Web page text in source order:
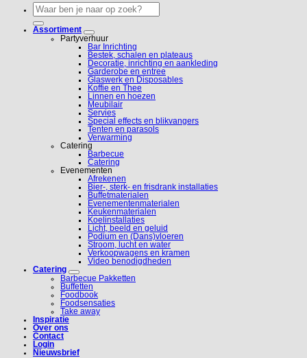
Zoeken
naar:
Assortiment
Partyverhuur
Bar Inrichting
Bestek, schalen en plateaus
Decoratie, inrichting en aankleding
Garderobe en entree
Glaswerk en Disposables
Koffie en Thee
Linnen en hoezen
Meubilair
Servies
Special effects en blikvangers
Tenten en parasols
Verwarming
Catering
Barbecue
Catering
Evenementen
Afrekenen
Bier-, sterk- en frisdrank installaties
Buffetmaterialen
Evenementenmaterialen
Keukenmaterialen
Koelinstallaties
Licht, beeld en geluid
Podium en (Dans)vloeren
Stroom, lucht en water
Verkoopwagens en kramen
Video benodigdheden
Catering
Barbecue Pakketten
Buffetten
Foodbook
Foodsensaties
Take away
Inspiratie
Over ons
Contact
Login
Nieuwsbrief